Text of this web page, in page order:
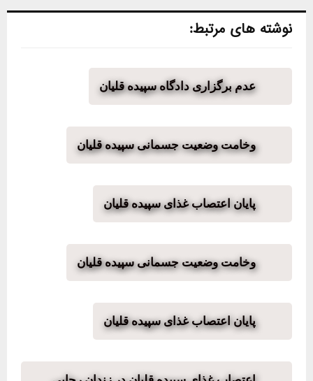
نوشته های مرتبط:
عدم برگزاری دادگاه سپیده قلیان
وخامت وضعیت جسمانی سپیده قلیان
پایان اعتصاب غذای سپیده قلیان
وخامت وضعیت جسمانی سپیده قلیان
پایان اعتصاب غذای سپیده قلیان